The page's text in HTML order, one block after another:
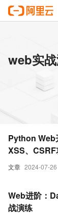
web实
文章 2024-07-26
Python Web
XSS、CSRF
Web进阶：
战演练